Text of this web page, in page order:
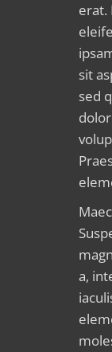
erat.
sit
sed
a,